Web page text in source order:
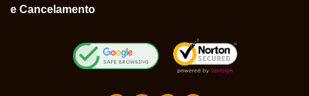
e Cancelamento